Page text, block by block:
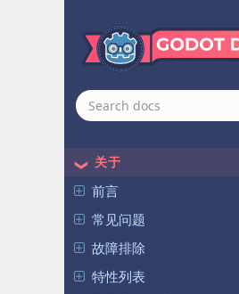
关于
前言
常见问题
故障排除
特性列表